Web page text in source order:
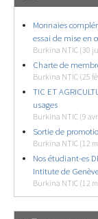
Monnaies
essai de mise en
Burkina NTIC (30
Charte de
Burkina NTIC (25
TIC ET
usages
Burkina NTIC (9
Sortie de
Burkina NTIC (12
Nos étudiant-es
Intitute de
Burkina NTIC (12